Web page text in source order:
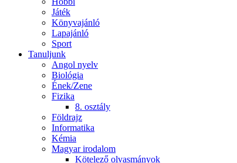
Játék
Könyvajánló
Lapajánló
Sport
Tanuljunk
Angol nyelv
Biológia
Ének/Zene
Fizika
8. osztály
Földrajz
Informatika
Kémia
Magyar irodalom
Kötelező olvasmányok